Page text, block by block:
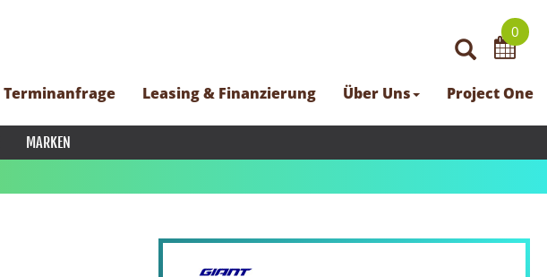
0
Terminanfrage Leasing & Finanzierung Über Uns Project One
MARKEN